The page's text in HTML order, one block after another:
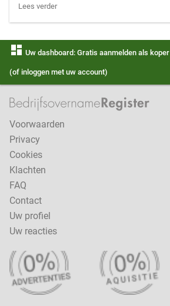
Lees verder
dashboard Uw dashboard: Gratis aanmelden als koper
(of inloggen met uw account)
Voorwaarden
Privacy
Cookies
Klachten
FAQ
Contact
Uw profiel
Uw reacties